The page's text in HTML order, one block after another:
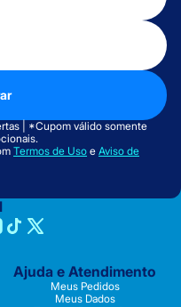
| *Cupom válido somente
Termos de Uso e Aviso de
Ajuda e Atendimento
Meus Pedidos
Meus Dados